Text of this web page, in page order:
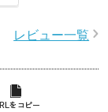
レビュー一覧